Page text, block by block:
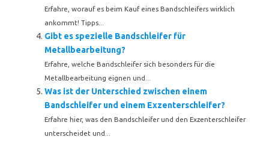
Erfahre, worauf es beim Kauf eines Bandschleifers wirklich
ankommt! Tipps...
Gibt es spezielle Bandschleifer für
Metallbearbeitung?
Erfahre, welche Bandschleifer sich besonders für die
Metallbearbeitung eignen und...
Was ist der Unterschied zwischen einem
Bandschleifer und einem Exzenterschleifer?
Erfahre hier, was den Bandschleifer und den Exzenterschleifer
unterscheidet und...